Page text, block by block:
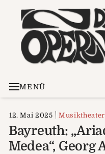
MENÜ
12. Mai 2025 Musiktheater
Bayreuth:
Medea“, Georg